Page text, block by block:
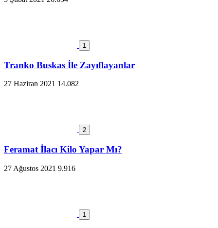
1
Tranko Buskas İle Zayıflayanlar
27 Haziran 2021 14.082
2
Feramat İlacı Kilo Yapar Mı?
27 Ağustos 2021 9.916
1